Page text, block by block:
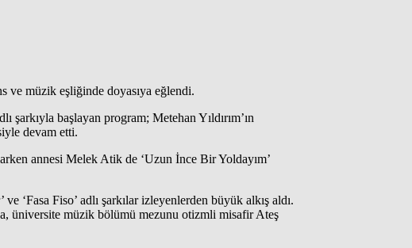
ve müzik eşliğinde doyasıya eğlendi.
başlayan program; Metehan Yıldırım’ın
devam etti.
annesi Melek Atik de ‘Uzun İnce Bir Yoldayım’
‘Fasa Fiso’ adlı şarkılar izleyenlerden büyük alkış aldı.
üniversite müzik bölümü mezunu otizmli misafir Ateş